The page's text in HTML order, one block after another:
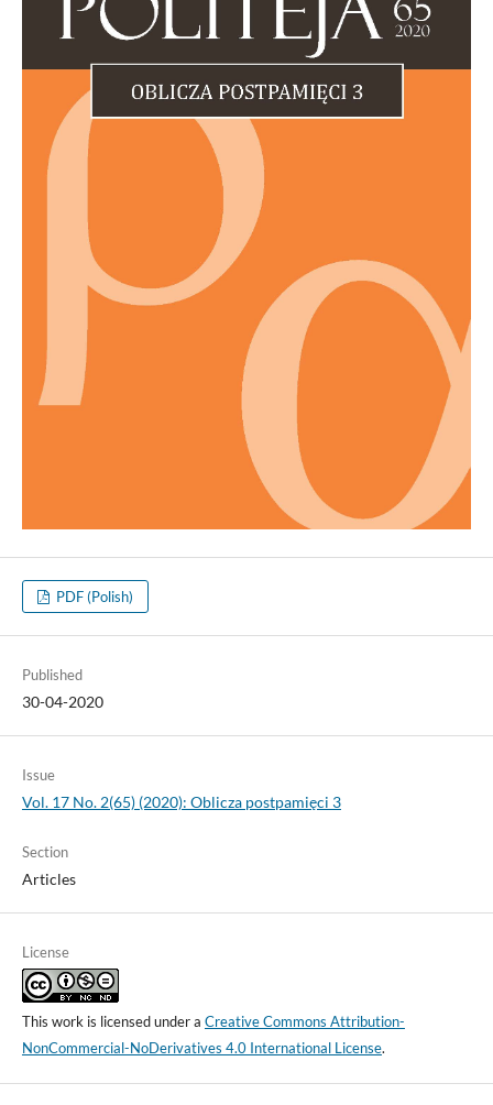
PDF (Polish)
Published
30-04-2020
Issue
Vol. 17 No. 2(65) (2020): Oblicza postpamięci 3
Section
Articles
License
This work is licensed under a Creative Commons Attribution-
NonCommercial-NoDerivatives 4.0 International License.